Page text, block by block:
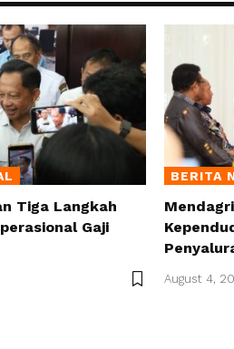
Tiga Langkah
Gaji
BERITA
August 4,